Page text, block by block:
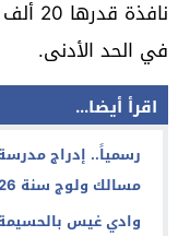
في الحد الأدنى.
اقرأ أيضا...
رسمياً.. إدراج
مسالك ولوج سنة 2026
وادي غيس